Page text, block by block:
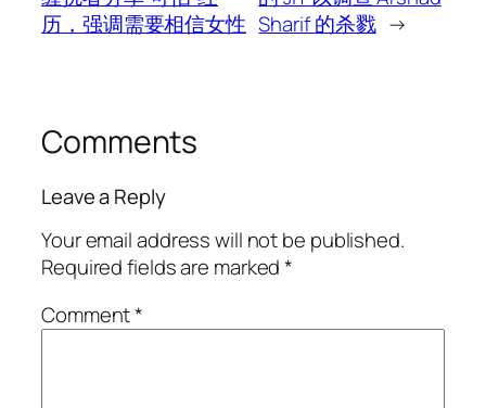
历，强调需要相信女性 Sharif 的杀戮 →
Comments
Leave a Reply
Your email address will not be published.
Required fields are marked*
Comment*